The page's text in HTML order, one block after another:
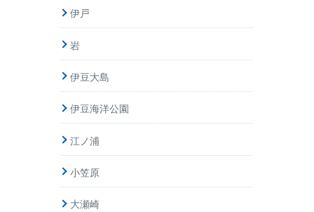
伊戸
岩
伊豆大島
伊豆海洋公園
江ノ浦
小笠原
大瀬崎